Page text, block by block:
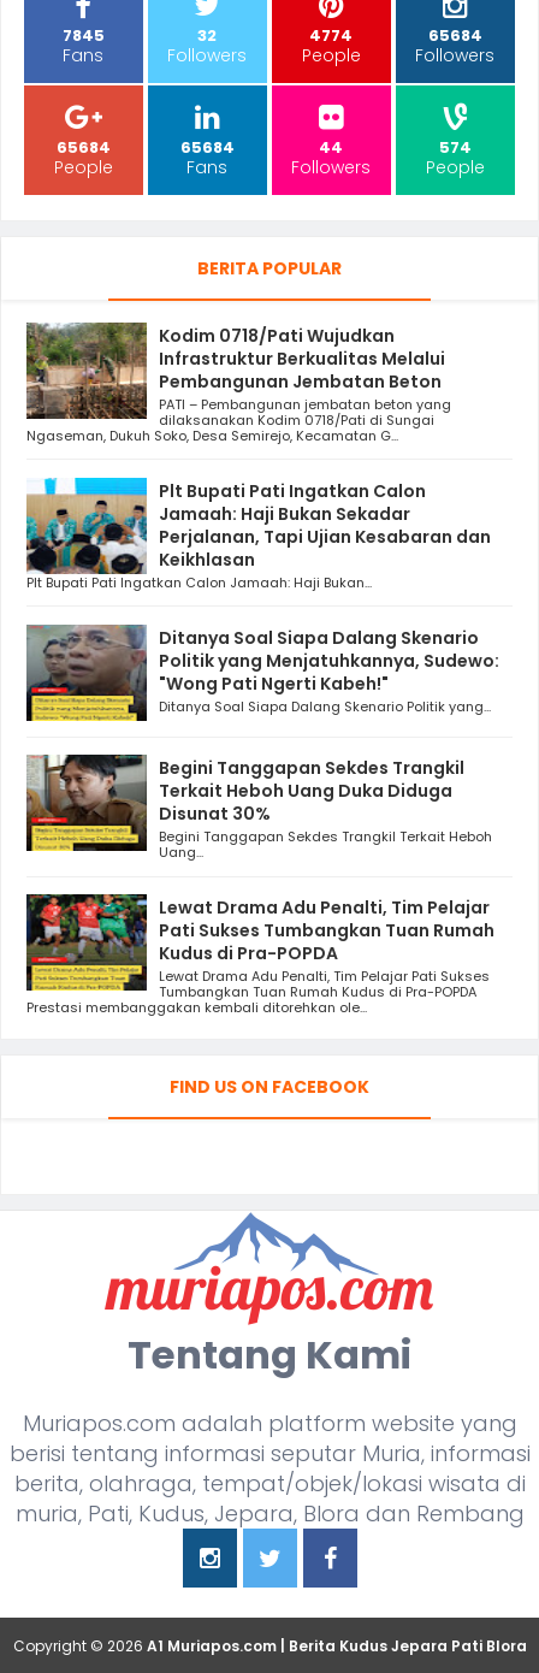
7845
Fans
32
Followers
4774
People
65684
Followers
65684
People
65684
Fans
44
Followers
574
People
BERITA POPULAR
Kodim 0718/Pati Wujudkan
Infrastruktur Berkualitas Melalui
Pembangunan Jembatan Beton
PATI – Pembangunan jembatan beton yang
dilaksanakan Kodim 0718/Pati di Sungai
Ngaseman, Dukuh Soko, Desa Semirejo, Kecamatan G...
Plt Bupati Pati Ingatkan Calon
Jamaah: Haji Bukan Sekadar
Perjalanan, Tapi Ujian Kesabaran dan
Keikhlasan
Plt Bupati Pati Ingatkan Calon Jamaah: Haji Bukan...
Ditanya Soal Siapa Dalang Skenario
Politik yang Menjatuhkannya, Sudewo:
"Wong Pati Ngerti Kabeh!"
Ditanya Soal Siapa Dalang Skenario Politik yang...
Begini Tanggapan Sekdes Trangkil
Terkait Heboh Uang Duka Diduga
Disunat 30%
Begini Tanggapan Sekdes Trangkil Terkait Heboh
Uang...
Lewat Drama Adu Penalti, Tim Pelajar
Pati Sukses Tumbangkan Tuan Rumah
Kudus di Pra-POPDA
Lewat Drama Adu Penalti, Tim Pelajar Pati Sukses
Tumbangkan Tuan Rumah Kudus di Pra-POPDA
Prestasi membanggakan kembali ditorehkan ole...
FIND US ON FACEBOOK
Tentang Kami
Muriapos.com adalah platform website yang
berisi tentang informasi seputar Muria, informasi
berita, olahraga, tempat/objek/lokasi wisata di
muria, Pati, Kudus, Jepara, Blora dan Rembang
Copyright © 2026 A1 Muriapos.com | Berita Kudus Jepara Pati Blora